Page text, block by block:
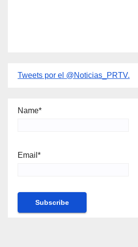
Tweets por el @Noticias_PRTV.
Name*
Email*